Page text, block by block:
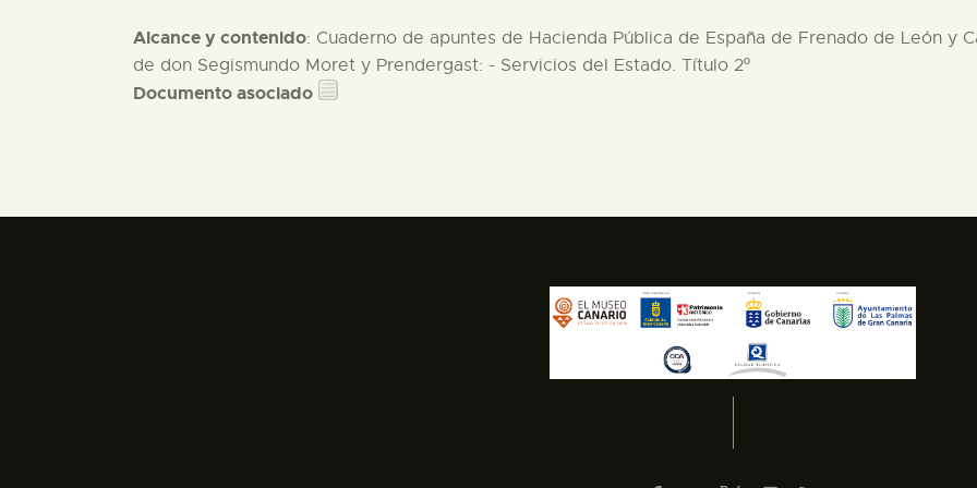
Alcance y contenido: Cuaderno de apuntes de Hacienda Pública de España de Frenado de León y
de don Segismundo Moret y Prendergast: - Servicios del Estado. Título 2º
Documento asociado